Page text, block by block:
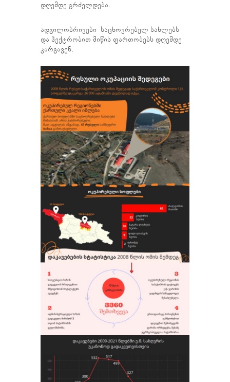
დღემდე გრძელდება.
ადგილობრივები საცხოვრებელ სახლებს
და ჰექტრობით მიწის ფართობებს დღემდე
კარგავენ.